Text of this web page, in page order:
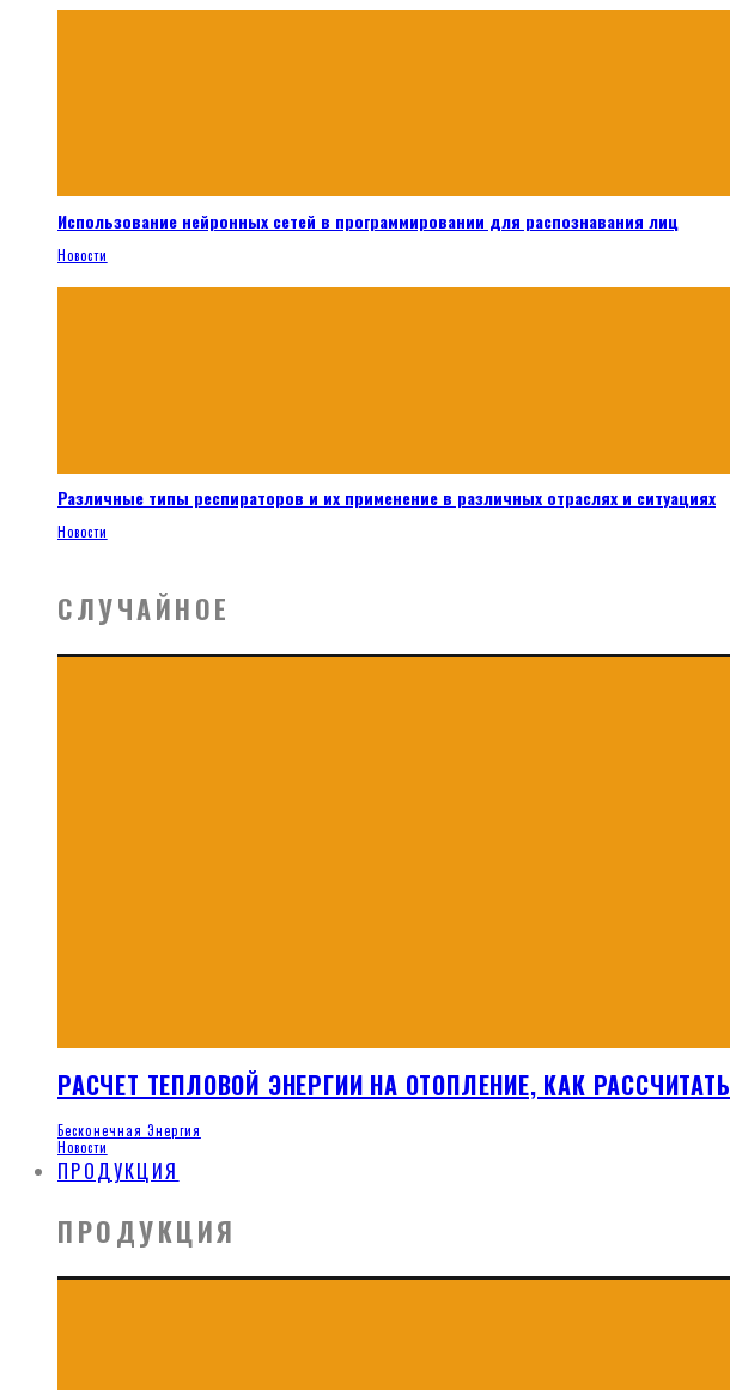
Использование нейронных сетей в программировании для распознавания лиц
Новости
Различные типы респираторов и их применение в различных отраслях и ситуациях
Новости
СЛУЧАЙНОЕ
РАСЧЕТ ТЕПЛОВОЙ ЭНЕРГИИ НА ОТОПЛЕНИЕ, КАК РАССЧИТАТЬ
Бесконечная Энергия
Новости
ПРОДУКЦИЯ
ПРОДУКЦИЯ